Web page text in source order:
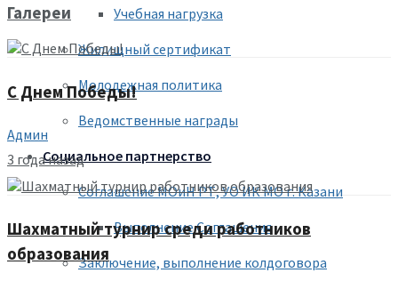
Учебная нагрузка
Жилищный сертификат
Молодежная политика
Ведомственные награды
Социальное партнерство
Соглашение МОиН РТ, УО ИК МО г. Казани
Выполнение Соглашения
Заключение, выполнение колдоговора
Галереи
С Днем Победы!
Админ
3 года назад
Шахматный турнир среди работников
образования